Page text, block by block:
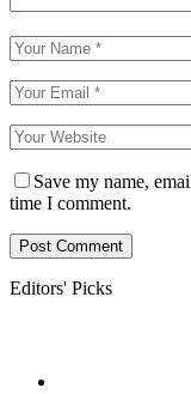
Save my name,
time I comment.
Editors' Picks